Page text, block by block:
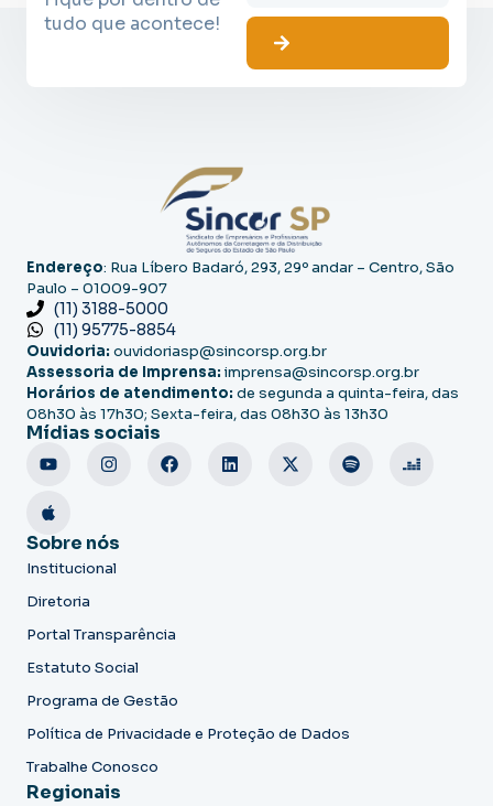
tudo que acontece!
Endereço: Rua Líbero Badaró, 293, 29º andar – Centro, São
Paulo – 01009-907
(11) 3188-5000
(11) 95775-8854
Ouvidoria: ouvidoriasp@sincorsp.org.br
Assessoria de Imprensa: imprensa@sincorsp.org.br
Horários de atendimento: de segunda a quinta-feira, das
08h30 às 17h30; Sexta-feira, das 08h30 às 13h30
Mídias sociais
Sobre nós
Institucional
Diretoria
Portal Transparência
Estatuto Social
Programa de Gestão
Política de Privacidade e Proteção de Dados
Trabalhe Conosco
Regionais